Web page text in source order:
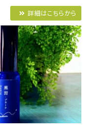
詳細はこちらから